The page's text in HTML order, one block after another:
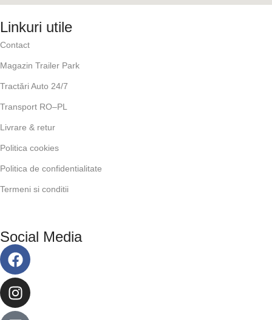
Linkuri utile
Contact
Magazin Trailer Park
Tractări Auto 24/7
Transport RO–PL
Livrare & retur
Politica cookies
Politica de confidentialitate
Termeni si conditii
Social Media